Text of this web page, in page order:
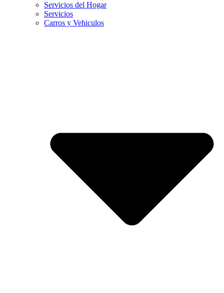
Servicios del Hogar
Servicios
Carros y Vehiculos